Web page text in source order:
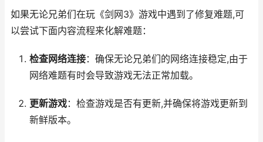
如果无论兄弟们在玩《剑网3》游戏中遇到了修复难题,可
以尝试下面内容流程来化解难题：
检查网络连接：确保无论兄弟们的网络连接稳定,由于
网络难题有时会导致游戏无法正常加载。
更新游戏：检查游戏是否有更新,并确保将游戏更新到
新鲜版本。